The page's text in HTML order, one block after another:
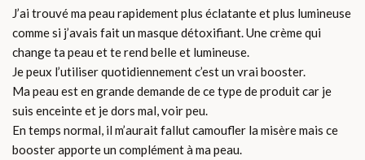
J’ai trouvé ma peau rapidement plus éclatante et plus lumineuse
comme si j’avais fait un masque détoxifiant. Une crème qui
change ta peau et te rend belle et lumineuse.
Je peux l’utiliser quotidiennement c’est un vrai booster.
Ma peau est en grande demande de ce type de produit car je
suis enceinte et je dors mal, voir peu.
En temps normal, il m’aurait fallut camoufler la misère mais ce
booster apporte un complément à ma peau.